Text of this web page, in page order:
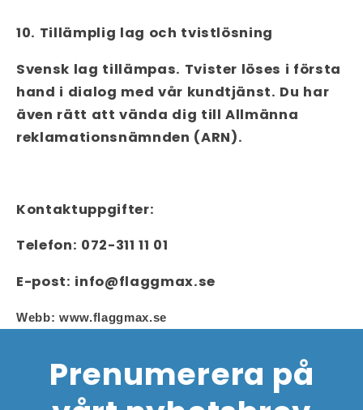
10. Tillämplig lag och tvistlösning
Svensk lag tillämpas. Tvister löses i första
hand i dialog med vår kundtjänst. Du har
även rätt att vända dig till Allmänna
reklamationsnämnden (ARN).
Kontaktuppgifter:
Telefon: 072-311 11 01
E-post: info@flaggmax.se
Webb: www.flaggmax.se
Prenumerera på